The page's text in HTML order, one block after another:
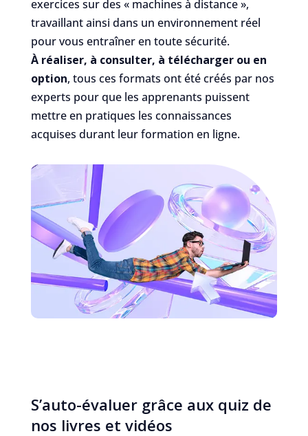
exercices sur des « machines à distance »,
travaillant ainsi dans un environnement réel
pour vous entraîner en toute sécurité.
À réaliser, à consulter, à télécharger ou en
option, tous ces formats ont été créés par nos
experts pour que les apprenants puissent
mettre en pratiques les connaissances
acquises durant leur formation en ligne.
S’auto-évaluer grâce aux quiz de
nos livres et vidéos